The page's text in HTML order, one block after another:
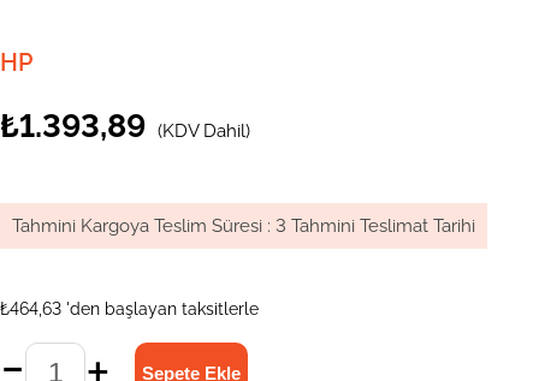
HP
₺1.393,89 (KDV Dahil)
Tahmini Kargoya Teslim Süresi : 3 Tahmini Teslimat Tarihi
₺464,63 'den başlayan taksitlerle